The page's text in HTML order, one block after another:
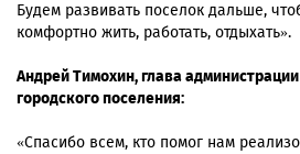
Будем развивать поселок дальше,
комфортно жить, работать, отдыхать».
Андрей Тимохин, глава
городского поселения:
«Спасибо всем, кто помог нам